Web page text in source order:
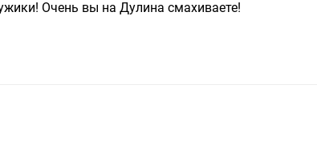
Очень вы на Дулина смахиваете!